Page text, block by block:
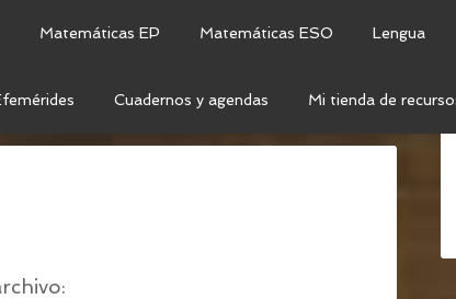
Matemáticas EP Matemáticas ESO Lengua
Cuadernos y agendas Mi tienda de
DIA DE ANDALUCIA (2)